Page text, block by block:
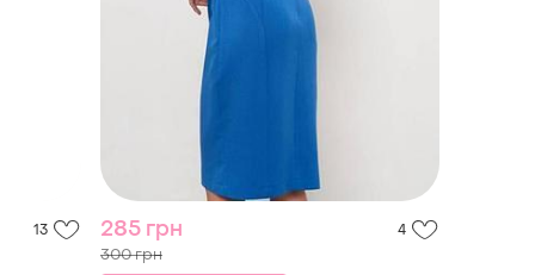
13 285 грн 4
300 грн